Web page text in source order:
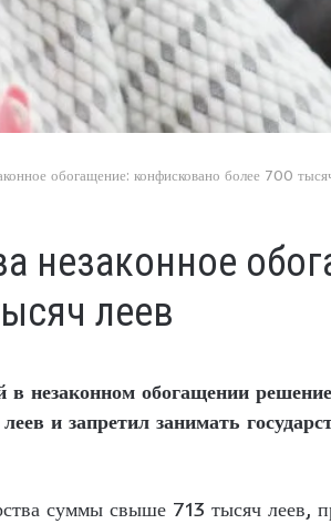
обогащение: конфисковано более 700
незаконное
леев
незаконном обогащении
и запретил занимать
суммы свыше 713 тысяч леев,